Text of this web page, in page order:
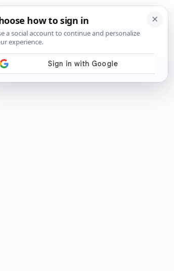
Privacidad y Cookies